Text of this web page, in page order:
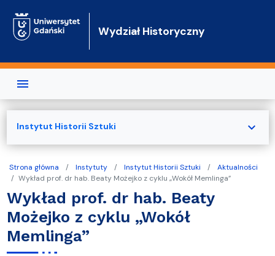
Wydział Historyczny
Strona główna Instytuty Instytut Historii Sztuki
Aktualności
Wykład prof. dr hab. Beaty Możejko z cyklu „Wokół Memlinga”
Wykład prof. dr hab. Beaty
Możejko z cyklu „Wokół
Memlinga”
Instytut Historii Sztuki expand_more